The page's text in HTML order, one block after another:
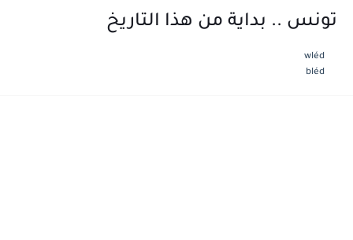
تونس .. بداية من هذا التاريخ
wléd
bléd